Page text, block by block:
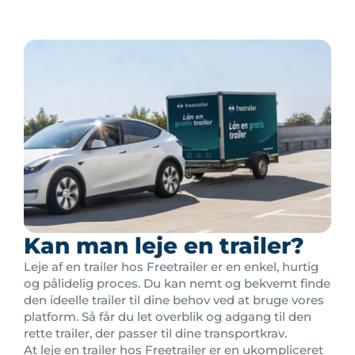
Kan man leje en trailer?
Leje af en trailer hos Freetrailer er en enkel, hurtig
og pålidelig proces. Du kan nemt og bekvemt finde
den ideelle trailer til dine behov ved at bruge vores
platform. Så får du let overblik og adgang til den
rette trailer, der passer til dine transportkrav.
At leje en trailer hos Freetrailer er en ukompliceret